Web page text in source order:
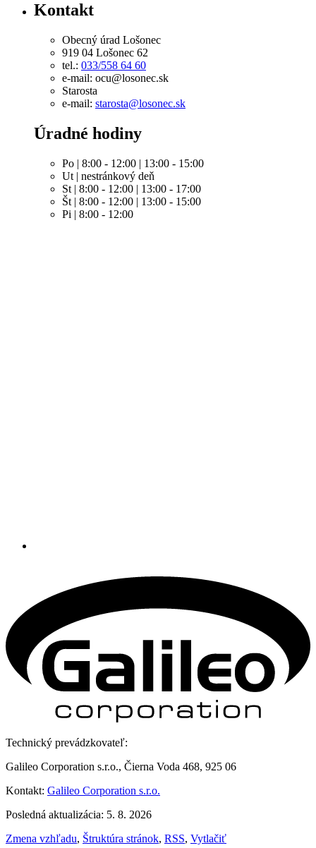
Kontakt
Obecný úrad Lošonec
919 04 Lošonec 62
tel.: 033/558 64 60
e-mail: ocu@losonec.sk
Starosta
e-mail: starosta@losonec.sk
Úradné hodiny
Po | 8:00 - 12:00 | 13:00 - 15:00
Ut | nestránkový deň
St | 8:00 - 12:00 | 13:00 - 17:00
Št | 8:00 - 12:00 | 13:00 - 15:00
Pi | 8:00 - 12:00
Technický prevádzkovateľ:
Galileo Corporation s.r.o., Čierna Voda 468, 925 06
Kontakt: Galileo Corporation s.r.o.
Posledná aktualizácia: 5. 8. 2026
Zmena vzhľadu, Štruktúra stránok, RSS, Vytlačiť